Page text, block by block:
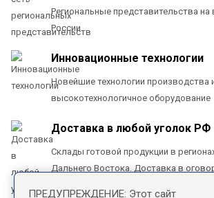
Региональные представительства на
России
Инновационные технологии
Новейшие технологии производства
высокотехнологичное оборудование
Доставка в любой уголок РФ
Склады готовой продукции в
Дальнего Востока. Доставка в
ПРЕДУПРЕЖДЕНИЕ: Этот сайт